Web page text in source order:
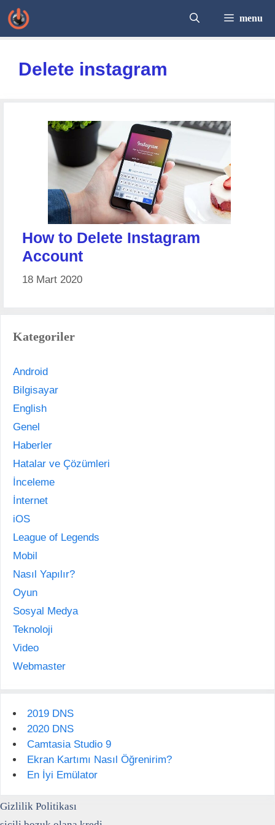
İçeriğe
atla
menu
Delete instagram
How to Delete Instagram
Account
18 Mart 2020
Kategoriler
Android
Bilgisayar
English
Genel
Haberler
Hatalar ve Çözümleri
İnceleme
İnternet
iOS
League of Legends
Mobil
Nasıl Yapılır?
Oyun
Sosyal Medya
Teknoloji
Video
Webmaster
2019 DNS
2020 DNS
Camtasia Studio 9
Ekran Kartımı Nasıl Öğrenirim?
En İyi Emülator
Gizlilik Politikası